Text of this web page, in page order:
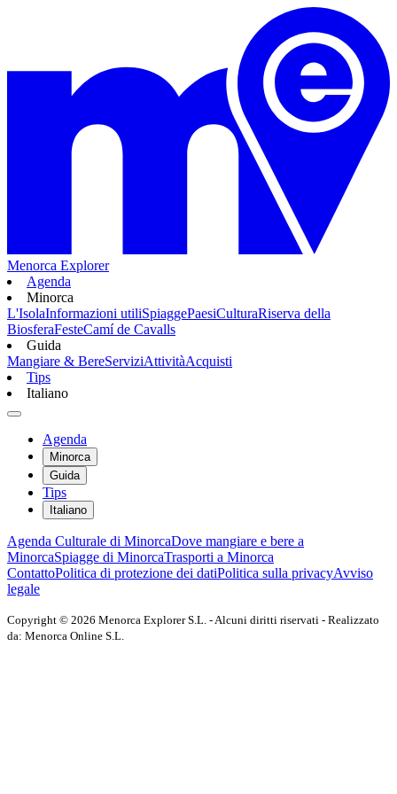
Menorca Explorer
Agenda
Minorca
L'IsolaInformazioni utiliSpiaggePaesiCulturaRiserva della
BiosferaFesteCamí de Cavalls
Guida
Mangiare & BereServiziAttivitàAcquisti
Tips
Italiano
Agenda
Minorca
Guida
Tips
Italiano
Agenda Culturale di MinorcaDove mangiare e bere a
MinorcaSpiagge di MinorcaTrasporti a Minorca
ContattoPolitica di protezione dei datiPolitica sulla privacyAvviso
legale
Copyright © 2026 Menorca Explorer S.L. - Alcuni diritti riservati - Realizzato
da: Menorca Online S.L.